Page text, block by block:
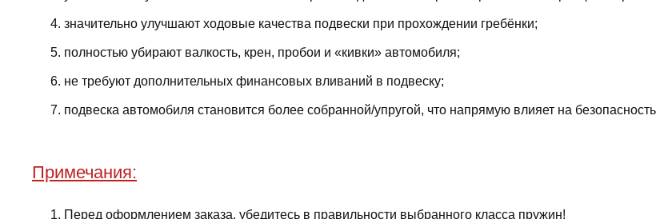
значительно улучшают ходовые качества подвески при прохождении гребёнки;
полностью убирают валкость, крен, пробои и «кивки» автомобиля;
не требуют дополнительных финансовых вливаний в подвеску;
подвеска автомобиля становится более собранной/упругой, что напрямую влияет на
Примечания:
Перед оформлением заказа, убедитесь в правильности выбранного класса пружин!